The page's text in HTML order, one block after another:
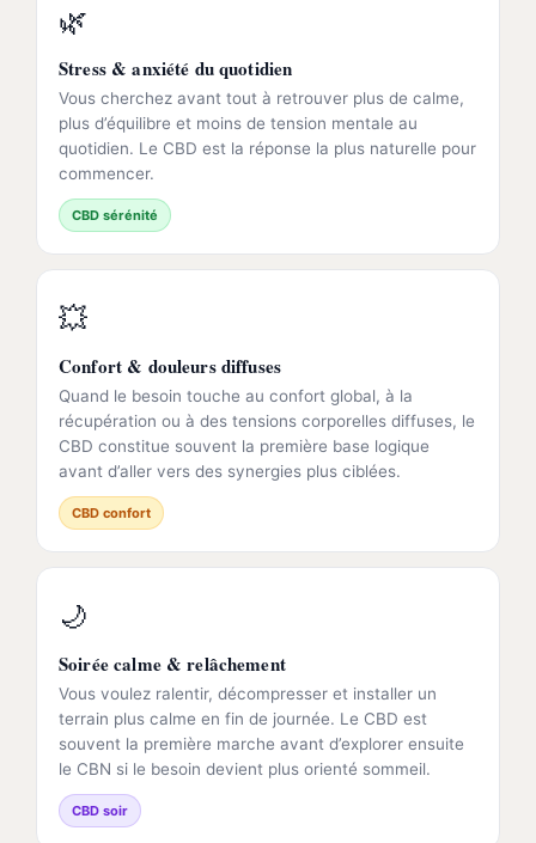
🌿
Stress & anxiété du quotidien
Vous cherchez avant tout à retrouver plus de calme,
plus d’équilibre et moins de tension mentale au
quotidien. Le CBD est la réponse la plus naturelle pour
commencer.
CBD sérénité
💥
Confort & douleurs diffuses
Quand le besoin touche au confort global, à la
récupération ou à des tensions corporelles diffuses, le
CBD constitue souvent la première base logique
avant d’aller vers des synergies plus ciblées.
CBD confort
🌙
Soirée calme & relâchement
Vous voulez ralentir, décompresser et installer un
terrain plus calme en fin de journée. Le CBD est
souvent la première marche avant d’explorer ensuite
le CBN si le besoin devient plus orienté sommeil.
CBD soir